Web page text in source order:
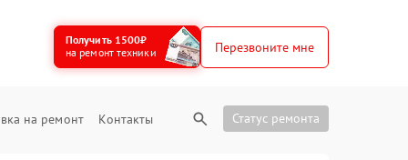
Получить 1500₽
на ремонт техники
Перезвоните мне
на ремонт Контакты Статус ремонта